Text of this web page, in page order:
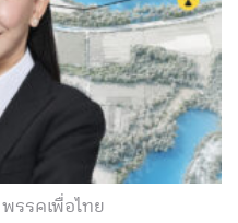
รรคเพื่อไทย